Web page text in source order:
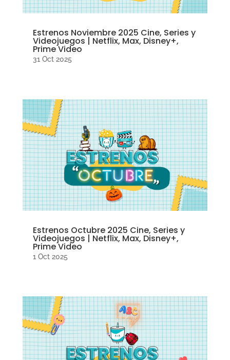
Estrenos Noviembre 2025 Cine, Series y
Videojuegos | Netflix, Max, Disney+,
Prime Video
31 Oct 2025
Estrenos Octubre 2025 Cine, Series y
Videojuegos | Netflix, Max, Disney+,
Prime Video
1 Oct 2025